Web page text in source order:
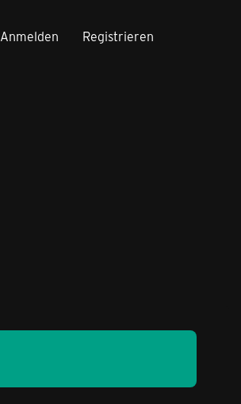
Anmelden Registrieren